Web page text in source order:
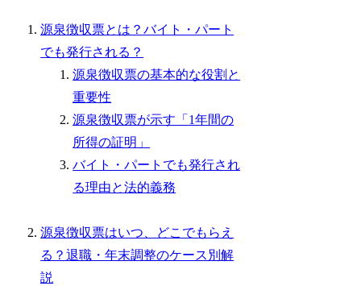
源泉徴収票とは？バイト・パート
でも発行される？
源泉徴収票の基本的な役割と
重要性
源泉徴収票が示す「1年間の
所得の証明」
バイト・パートでも発行され
る理由と法的義務
源泉徴収票はいつ、どこでもらえ
る？退職・年末調整のケース別解
説